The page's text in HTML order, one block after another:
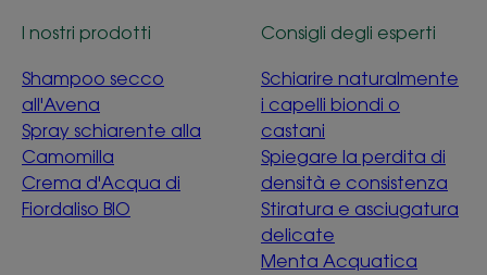
I nostri prodotti
Shampoo secco
all'Avena
Spray schiarente alla
Camomilla
Crema d'Acqua di
Fiordaliso BIO
Consigli degli esperti
Schiarire naturalmente
i capelli biondi o
castani
Spiegare la perdita di
densità e consistenza
Stiratura e asciugatura
delicate
Menta Acquatica